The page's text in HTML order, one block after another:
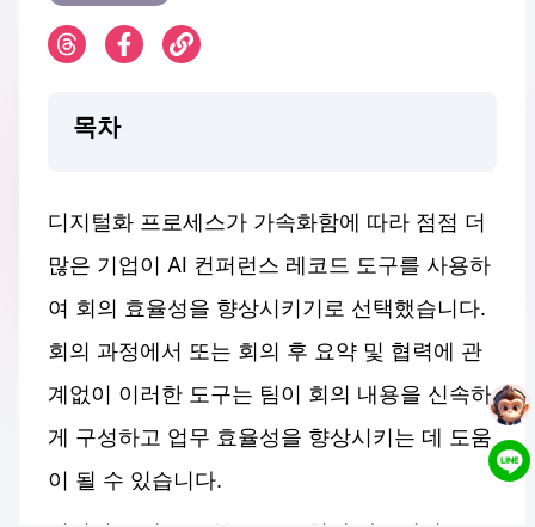
목차
디지털화 프로세스가 가속화함에 따라 점점 더
많은 기업이 AI 컨퍼런스 레코드 도구를 사용하
여 회의 효율성을 향상시키기로 선택했습니다.
회의 과정에서 또는 회의 후 요약 및 협력에 관
계없이 이러한 도구는 팀이 회의 내용을 신속하
게 구성하고 업무 효율성을 향상시키는 데 도움
이 될 수 있습니다.